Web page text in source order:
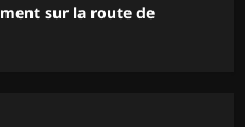
sur la route de